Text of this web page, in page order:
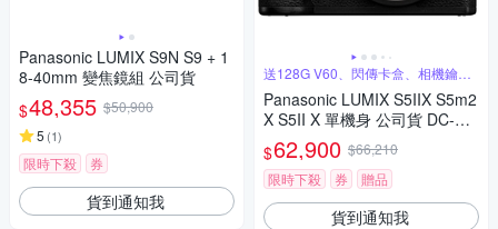
Panasonic LUMIX S9N S9 + 1
8-40mm 變焦鏡組 公司貨
$48,355 $50,900
5 (1)
限時下殺 券
貨到通知我
送128G V60、閃傳卡盒、相機鑰匙
圈
Panasonic LUMIX S5IIX S5m2
X S5II X 單機身 公司貨 DC-S5
M2X
$62,900 $66,210
限時下殺
券 贈品
貨到通知我